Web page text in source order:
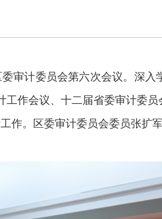
计委员会第六次会议。深入
作会议、十二届省委审计委
。区委审计委员会委员张扩